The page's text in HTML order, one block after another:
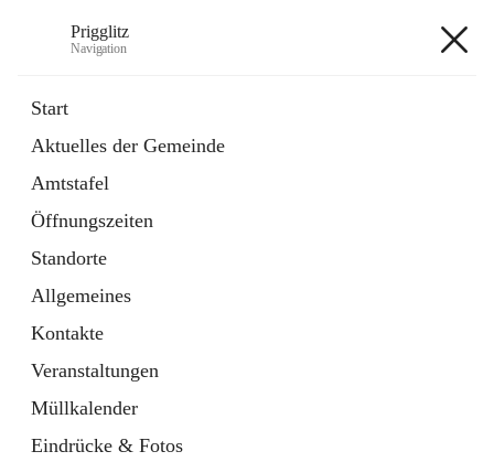
Prigglitz
Navigation
Start
Aktuelles der Gemeinde
Amtstafel
Öffnungszeiten
Standorte
Allgemeines
Kontakte
Veranstaltungen
Müllkalender
Eindrücke & Fotos
Externe Webseite
in
Tab
Gemeindezeitung
Ordner
öffnet
in
neuem
Tab